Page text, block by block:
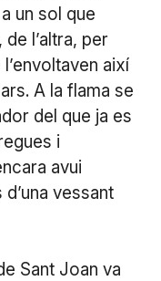
un sol que
l’altra, per
així
A la flama se
del que ja es
i
avui
vessant
Sant Joan va